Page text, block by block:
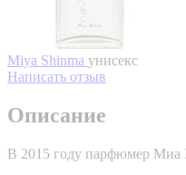
Miya Shinma унисекс
Написать отзыв
Описание
В 2015 году парфюмер Миа